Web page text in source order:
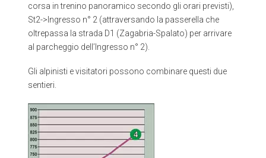
corsa in trenino panoramico secondo gli orari previsti),
St2->Ingresso n° 2 (attraversando la passerella che
oltrepassa la strada D1 (Zagabria-Spalato) per arrivare
al parcheggio dell’Ingresso n° 2).
Gli alpinisti e visitatori possono combinare questi due
sentieri.